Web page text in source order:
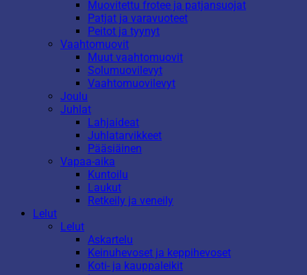
Muovitettu frotee ja patjansuojat
Patjat ja varavuoteet
Peitot ja tyynyt
Vaahtomuovit
Muut vaahtomuovit
Solumuovilevyt
Vaahtomuovilevyt
Joulu
Juhlat
Lahjaideat
Juhlatarvikkeet
Pääsiäinen
Vapaa-aika
Kuntoilu
Laukut
Retkeily ja veneily
Lelut
Lelut
Askartelu
Keinuhevoset ja keppihevoset
Koti- ja kauppaleikit